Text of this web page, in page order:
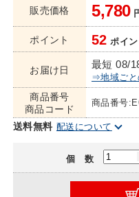
販売価格 5,780
ポイント 52 ポイン
お届け日 最短 08/
⇒地域ごと
商品番号
商品コード
商品番号
送料無料 配送について
個 数